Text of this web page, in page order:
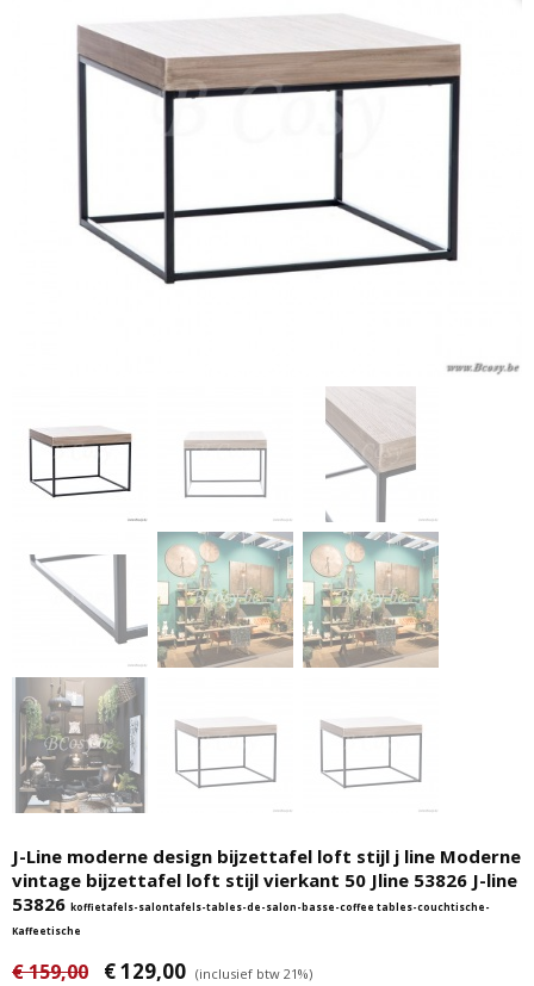
J-Line moderne design bijzettafel loft stijl j line Moderne
vintage bijzettafel loft stijl vierkant 50 Jline 53826 J-line
53826 koffietafels-salontafels-tables-de-salon-basse-coffee tables-couchtische-
Kaffeetische
€ 159,00 € 129,00 (inclusief btw 21%)